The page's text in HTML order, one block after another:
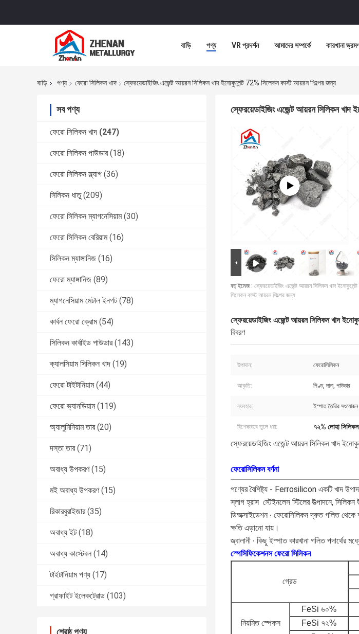
বাড়ি পণ্য VR প্রদর্শন আমাদের সম্পর্কে কারখানা ভ্রমণ
বাড়ি পণ্য ফেরো সিলিকন খাদ স্ফেরয়েডাইজিং এজেন্ট আয়রন সিলিকন খাদ ইনোকুলেন্ট 72% সিলেকন কাস্ট আয়রন শিল্পের জন্য
সব পণ্য
ফেরো সিলিকন খাদ (247)
ফেরো সিলিকন পাউডার (18)
ফেরো সিলিকন স্ল্যাগ (36)
সিলিকন ধাতু (209)
ফেরো সিলিকন ম্যাগনেসিয়াম (30)
ফেরো সিলিকন বেরিয়াম (16)
সিলিকন ম্যাঙ্গানিজ (16)
ফেরো ম্যাঙ্গানিজ (89)
ম্যাগনেসিয়াম মেটাল ইনগট (78)
কার্বন ফেরো ক্রোম (54)
সিলিকন কার্বাইড পাউডার (143)
ক্যালসিয়াম সিলিকন খাদ (19)
ফেরো টাইটানিয়াম (44)
ফেরো ভ্যানডিয়াম (119)
অ্যালুমিনিয়াম তার (20)
দস্তা তার (71)
অবাধ্য উপকরণ (15)
মই অবাধ্য উপকরণ (15)
রিকারবুরাইজার (35)
অবাধ্য ইট (18)
অবাধ্য কাস্টেবল (14)
টাইটানিয়াম পণ্য (17)
গ্রাফাইট ইলেকট্রোড (103)
শ্রেষ্ঠ পণ্য
স্ফেরয়েডাইজিং এজেন্ট আয়রন সিলিকন খাদ
বড় ইমেজ : স্ফেরয়েডাইজিং এজেন্ট আয়রন সিলিকন খাদ
সিলেকন কাস্ট আয়রন শিল্পের জন্য
স্ফেরয়েডাইজিং এজেন্ট আয়রন সিলিকন খাদ
বিবরণ
উপাদান: ফেরোসিলিকন
আকৃতি: পিণ্ড, দানা, পাউডার
ব্যবহার: ইস্পাত তৈরির সংযোজন
বিশেষভাবে তুলে ধরা: ৭২% লোহা
স্ফেরয়েডাইজিং এজেন্ট আয়রন সিলিকন খাদ
ফেরোসিলিকন বর্ণনা
পণ্যের বৈশিষ্ট্য - Ferrosilicon একটি খাদ
স্লাগ হ্রাস ️ স্টেইনলেস স্টিলের উত্পাদনে,
ডিঅক্সাইডেশন ∙ ফেরোসিলিকন দ্রুত গলিত থেকে
ক্ষতি এড়ানো যায়।
জ্বালানী ∙ কিছু ইস্পাত কারখানা গলিত
স্পেসিফিকেশনস ফেরো সিলিকন
গ্রেড
নিয়মিত স্পেকস
FeSi ৬০%
FeSi ৭২%